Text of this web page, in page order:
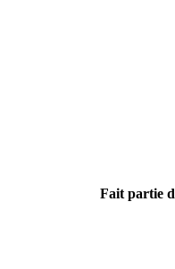
Fait partie